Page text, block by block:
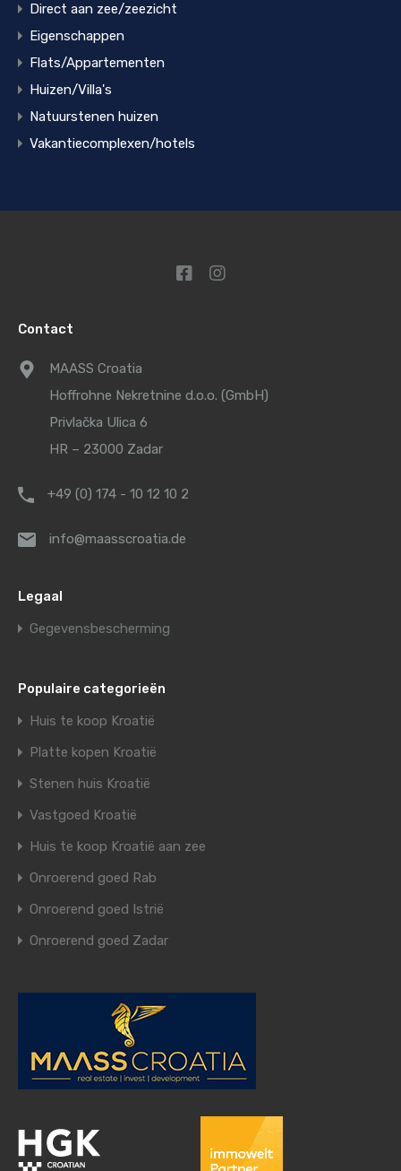
Direct aan zee/zeezicht
Eigenschappen
Flats/Appartementen
Huizen/Villa's
Natuurstenen huizen
Vakantiecomplexen/hotels
Contact
MAASS Croatia
Hoffrohne Nekretnine d.o.o. (GmbH)
Privlačka Ulica 6
HR – 23000 Zadar
+49 (0) 174 - 10 12 10 2
info@maasscroatia.de
Legaal
Gegevensbescherming
Populaire categorieën
Huis te koop Kroatië
Platte kopen Kroatië
Stenen huis Kroatië
Vastgoed Kroatië
Huis te koop Kroatië aan zee
Onroerend goed Rab
Onroerend goed Istrië
Onroerend goed Zadar